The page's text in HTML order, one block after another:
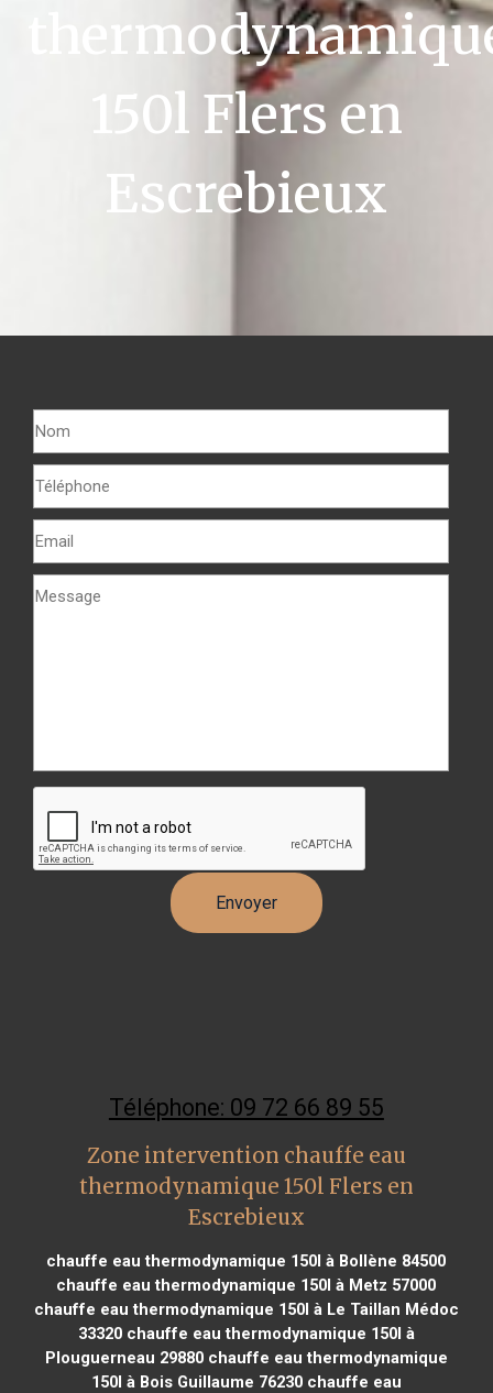
150l Flers en
Escrebieux
Téléphone: 09 72 66 89 55
Zone intervention chauffe eau
thermodynamique 150l Flers en
Escrebieux
chauffe eau thermodynamique 150l à Bollène 84500
chauffe eau thermodynamique 150l à Metz 57000
chauffe eau thermodynamique 150l à Le Taillan Médoc
33320chauffe eau thermodynamique 150l à
Plouguerneau 29880chauffe eau thermodynamique
150l à Bois Guillaume 76230chauffe eau